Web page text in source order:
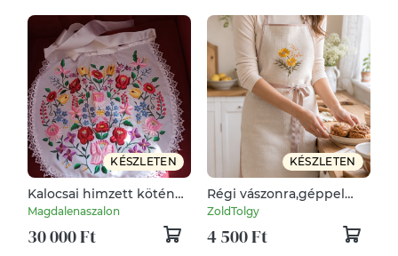
KÉSZLETEN
Kalocsai himzett kötény
a ruha szép kiegészítője.
Magdalenaszalon
30 000 Ft
KÉSZLETEN
Régi vászonra,géppel
hímzett kötény
ZoldTolgy
4 500 Ft